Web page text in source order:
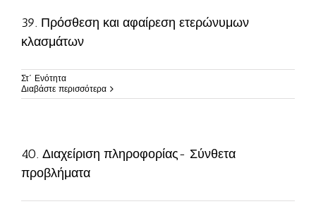
39. Πρόσθεση και αφαίρεση ετερώνυμων
κλασμάτων
Στ΄ Ενότητα
Διαβάστε περισσότερα
40. Διαχείριση πληροφορίας- Σύνθετα
προβλήματα